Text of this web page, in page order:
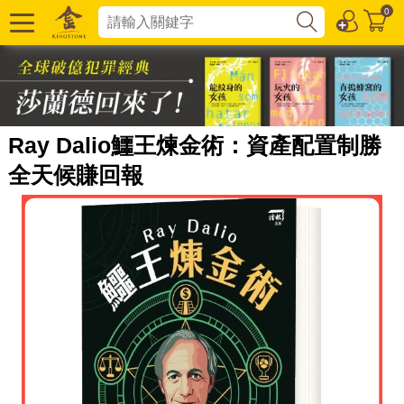
0
Ray Dalio鱷王煉金術：資產配置制勝
全天候賺回報